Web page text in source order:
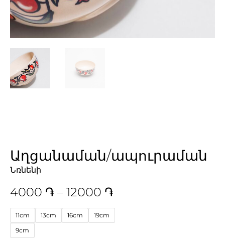
Աղցանաման/ապուրաման
Նռնենի
4000 ֏ – 12000 ֏
11cm 13cm 16cm
19cm
9cm